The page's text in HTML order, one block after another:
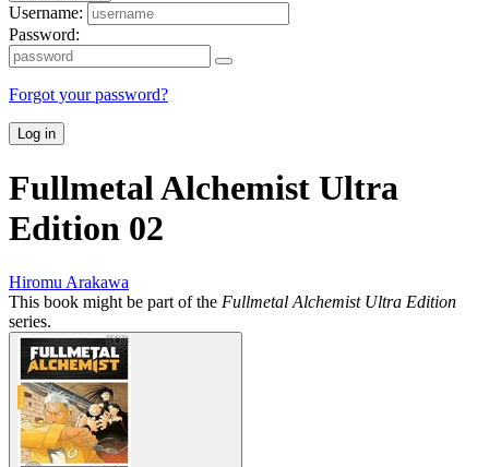
Username:
Password:
Forgot your password?
Log in
Fullmetal Alchemist Ultra
Edition 02
Hiromu Arakawa
This book might be part of the Fullmetal Alchemist Ultra Edition
series.